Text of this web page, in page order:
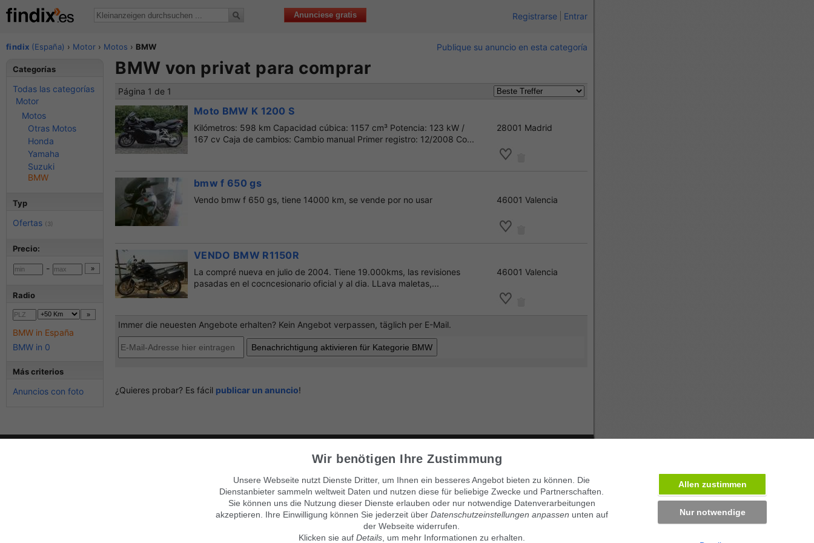
Anunciese gratis Registrarse Entrar
findix (España) › Motor › Motos › BMW Publique su anuncio en esta categoría
BMW von privat para comprar
Página 1 de 1
Moto BMW K 1200 S
Kilómetros: 598 km Capacidad cúbica: 1157 cm³ Potencia: 123 kW /
167 cv Caja de cambios: Cambio manual Primer registro: 12/2008 Co...
28001 Madrid
bmw f 650 gs
Vendo bmw f 650 gs, tiene 14000 km, se vende por no usar 46001 Valencia
VENDO BMW R1150R
La compré nueva en julio de 2004. Tiene 19.000kms, las revisiones
pasadas en el cocncesionario oficial y al dia. LLava maletas,...
46001 Valencia
Immer die neuesten Angebote erhalten? Kein Angebot verpassen, täglich per E-Mail.
¿Quieres probar? Es fácil publicar un anuncio!
Categorías
Todas las categorías
Motor
Motos
Otras Motos
Honda
Yamaha
Suzuki
BMW
Typ
Ofertas (3)
Precio:
-
Radio
BMW in España
BMW in 0
Más criterios
Anuncios con foto
findix.de
findix.at
findix.ch
Mit Stolz entwickelt und betrieben in München
Wir benötigen Ihre Zustimmung
Unsere Webseite nutzt Dienste Dritter, um Ihnen ein besseres Angebot bieten zu können. Die
Dienstanbieter sammeln weltweit Daten und nutzen diese für beliebige Zwecke und Partnerschaften.
Sie können uns die Nutzung dieser Dienste erlauben oder nur notwendige Datenverarbeitungen
akzeptieren. Ihre Einwilligung können Sie jederzeit über Datenschutzeinstellungen anpassen unten auf
der Webseite widerrufen.
Klicken sie auf Details, um mehr Informationen zu erhalten.
Allen zustimmen
Nur notwendige